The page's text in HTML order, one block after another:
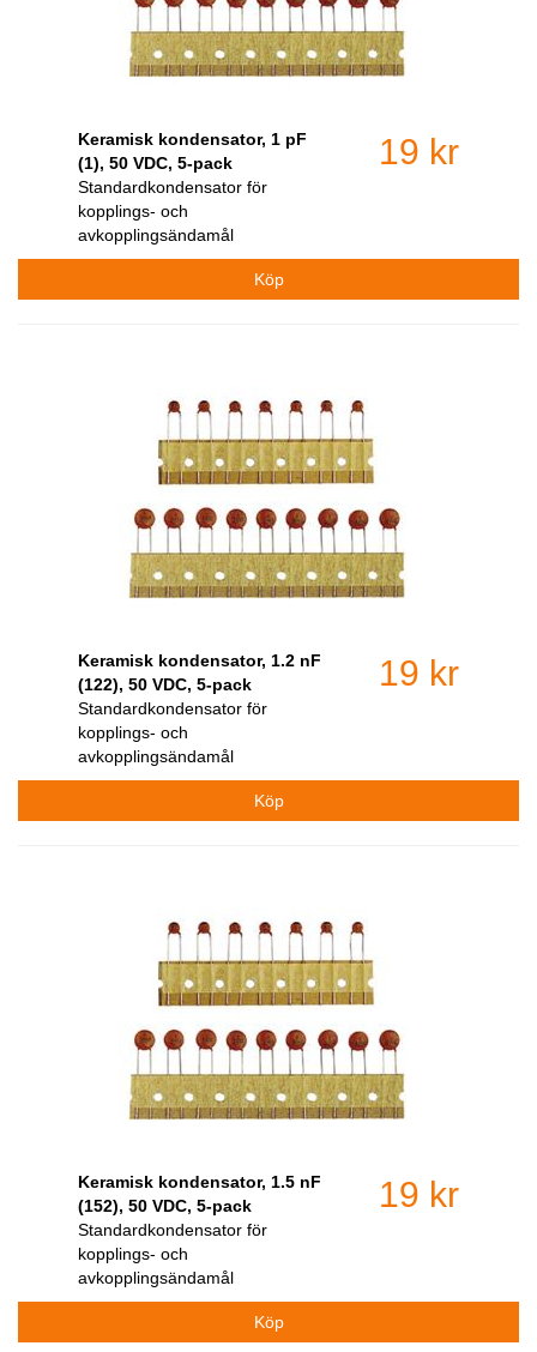
Keramisk kondensator, 1 pF
(1), 50 VDC, 5-pack
Standardkondensator för
kopplings- och
avkopplingsändamål
19 kr
Keramisk kondensator, 1.2 nF
(122), 50 VDC, 5-pack
Standardkondensator för
kopplings- och
avkopplingsändamål
19 kr
Keramisk kondensator, 1.5 nF
(152), 50 VDC, 5-pack
Standardkondensator för
kopplings- och
avkopplingsändamål
19 kr